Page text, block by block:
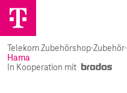
Telekom Zubehörshop·Zubehör·
Hama
In Kooperation mit